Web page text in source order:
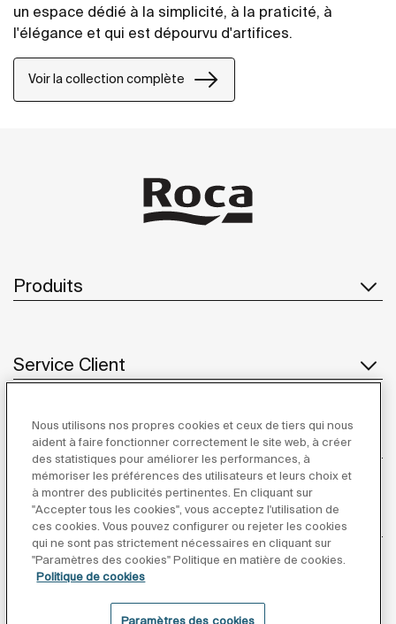
un espace dédié à la simplicité, à la praticité, à
l'élégance et qui est dépourvu d'artifices.
Voir la collection complète
Produits
Service Client
À propos de Roca
Inspiration
Suivez-nous
Nous utilisons nos propres cookies et ceux de tiers qui nous
aident à faire fonctionner correctement le site web, à créer
des statistiques pour améliorer les performances, à
mémoriser les préférences des utilisateurs et leurs choix et
à montrer des publicités pertinentes. En cliquant sur
"Accepter tous les cookies", vous acceptez l'utilisation de
ces cookies. Vous pouvez configurer ou rejeter les cookies
qui ne sont pas strictement nécessaires en cliquant sur
"Paramètres des cookies" Politique en matière de cookies.
Politique de cookies
Paramètres des cookies